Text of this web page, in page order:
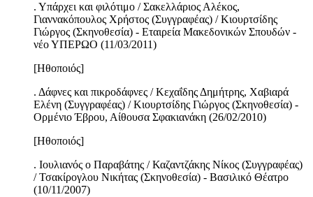
. Υπάρχει και φιλότιμο / Σακελλάριος Αλέκος,
Γιαννακόπουλος Χρήστος (Συγγραφέας) / Κιουρτσίδης
Γιώργος (Σκηνοθεσία) - Εταιρεία Μακεδονικών Σπουδών -
νέο ΥΠΕΡΩΟ (11/03/2011)
[Ηθοποιός]
. Δάφνες και πικροδάφνες / Κεχαΐδης Δημήτρης, Χαβιαρά
Ελένη (Συγγραφέας) / Κιουρτσίδης Γιώργος (Σκηνοθεσία) -
Ορμένιο Έβρου, Αίθουσα Σφακιανάκη (26/02/2010)
[Ηθοποιός]
. Ιουλιανός ο Παραβάτης / Καζαντζάκης Νίκος (Συγγραφέας)
/ Τσακίρογλου Νικήτας (Σκηνοθεσία) - Βασιλικό Θέατρο
(10/11/2007)